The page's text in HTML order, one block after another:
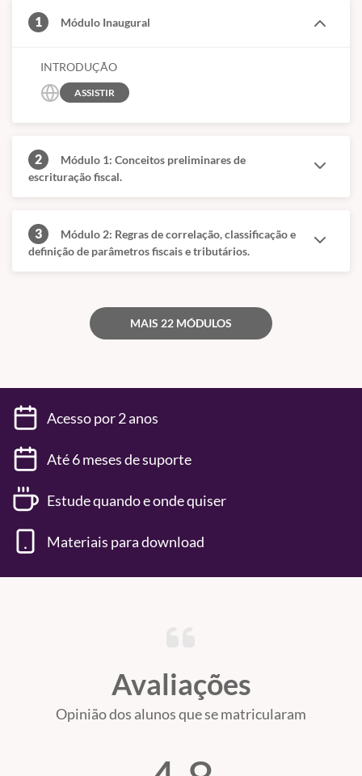
1 Módulo Inaugural
INTRODUÇÃO
ASSISTIR
2
Módulo 1: Conceitos preliminares de
escrituração fiscal.
3
Módulo 2: Regras de correlação, classificação e
definição de parâmetros fiscais e tributários.
MAIS 22 MÓDULOS
Acesso por 2 anos
Até 6 meses de suporte
Estude quando e onde quiser
Materiais para download
Avaliações
Opinião dos alunos que se matricularam